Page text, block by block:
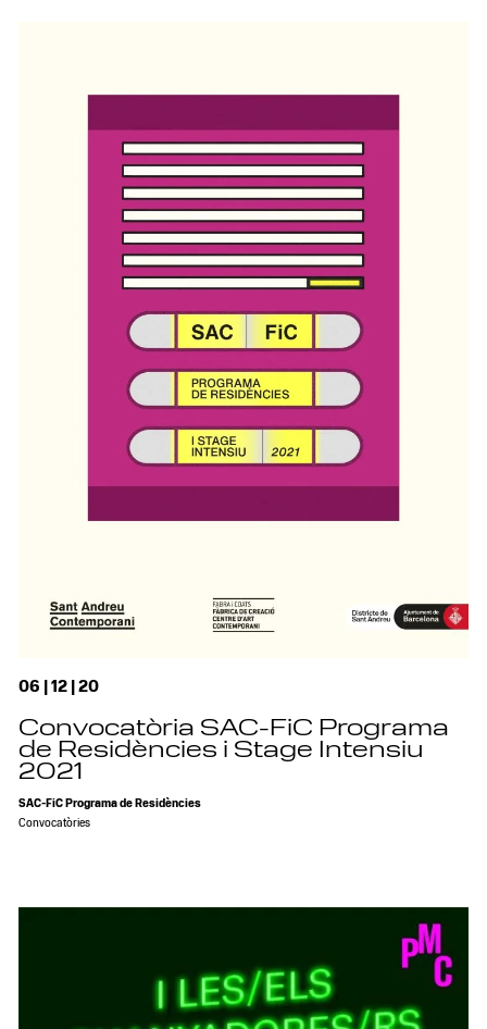
06 | 12 | 20
Convocatòria SAC-FiC Programa
de Residències i Stage Intensiu
2021
SAC-FiC Programa de Residències
Convocatòries